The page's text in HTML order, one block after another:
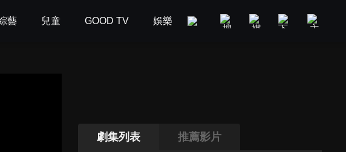
藝 兒童 GOOD TV 娛樂 美食旅遊 新聞政論
劇集列表 推薦影片